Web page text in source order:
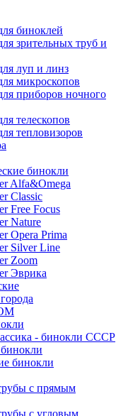
биноклей
зрительных труб и
луп и линз
микроскопов
приборов ночного
телескопов
тепловизоров
бинокли
Alfa&Omega
Classic
Free Focus
Nature
Opera Prima
Silver Line
Zoom
Эврика
- бинокли СССР
бинокли
с прямым
с угловым